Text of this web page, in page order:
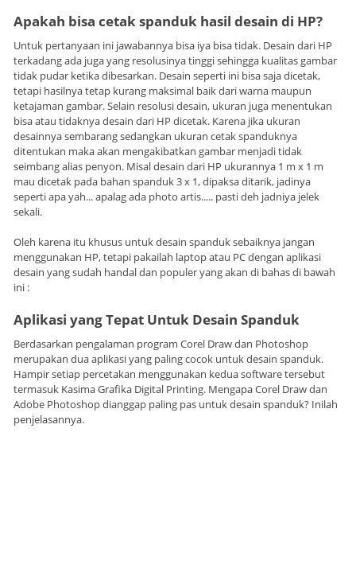
Apakah bisa cetak spanduk hasil desain di HP?
Untuk pertanyaan ini jawabannya bisa iya bisa tidak. Desain dari HP
terkadang ada juga yang resolusinya tinggi sehingga kualitas gambar
tidak pudar ketika dibesarkan. Desain seperti ini bisa saja dicetak,
tetapi hasilnya tetap kurang maksimal baik dari warna maupun
ketajaman gambar. Selain resolusi desain, ukuran juga menentukan
bisa atau tidaknya desain dari HP dicetak. Karena jika ukuran
desainnya sembarang sedangkan ukuran cetak spanduknya
ditentukan maka akan mengakibatkan gambar menjadi tidak
seimbang alias penyon. Misal desain dari HP ukurannya 1 m x 1 m
mau dicetak pada bahan spanduk 3 x 1, dipaksa ditarik, jadinya
seperti apa yah... apalag ada photo artis..... pasti deh jadniya jelek
sekali.
Oleh karena itu khusus untuk desain spanduk sebaiknya jangan
menggunakan HP, tetapi pakailah laptop atau PC dengan aplikasi
desain yang sudah handal dan populer yang akan di bahas di bawah
ini :
Aplikasi yang Tepat Untuk Desain Spanduk
Berdasarkan pengalaman program Corel Draw dan Photoshop
merupakan dua aplikasi yang paling cocok untuk desain spanduk.
Hampir setiap percetakan menggunakan kedua software tersebut
termasuk Kasima Grafika Digital Printing. Mengapa Corel Draw dan
Adobe Photoshop dianggap paling pas untuk desain spanduk? Inilah
penjelasannya.